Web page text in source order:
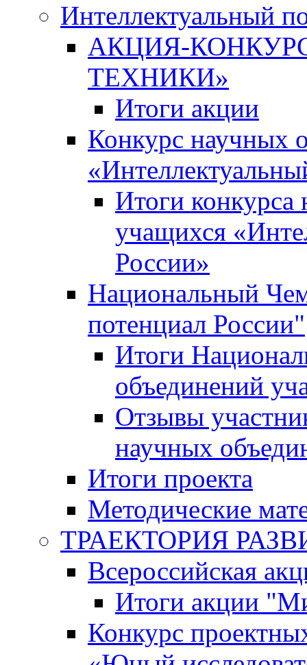
Интеллектуальный
АКЦИЯ-
ТЕХНИКИ»
Итоги акции
Конкурс научных
Итоги
учащихся
России»
Национальный
потенциал России"
Итоги
объединений
Отзывы
научных
Итоги проекта
Методические
ТРАЕКТОРИЯ
Всероссийская
Итоги акции
Конкурс